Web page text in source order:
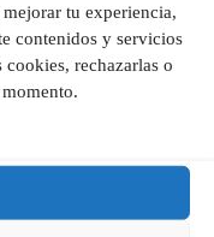
tu experiencia,
contenidos y servicios
cookies, rechazarlas o
Valencia y
ramos de novia,
bodas y eventos.
cuidando
únicas.